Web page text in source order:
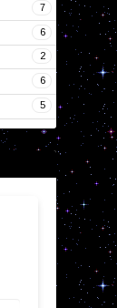
7
6
2
6
5